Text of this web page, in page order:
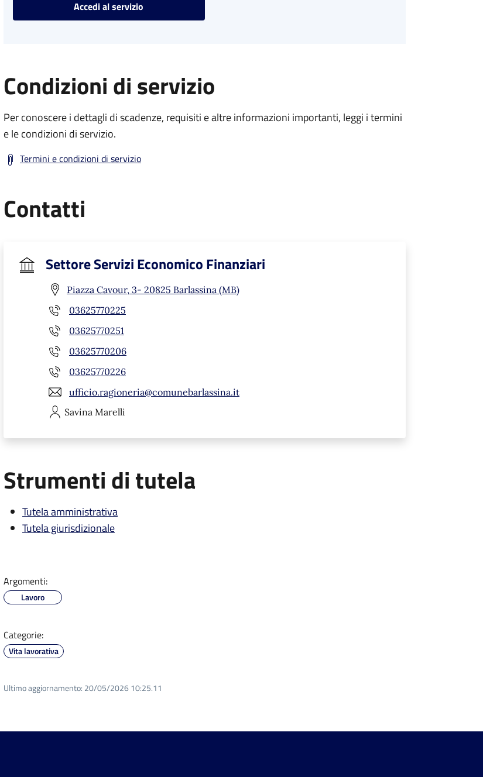
Accedi al servizio
Condizioni di servizio
Per conoscere i dettagli di scadenze, requisiti e altre informazioni importanti, leggi i termini
e le condizioni di servizio.
Termini e condizioni di servizio
Contatti
Settore Servizi Economico Finanziari
Piazza Cavour, 3- 20825 Barlassina (MB)
03625770225
03625770251
03625770206
03625770226
ufficio.ragioneria@comunebarlassina.it
Savina Marelli
Strumenti di tutela
Tutela amministrativa
Tutela giurisdizionale
Argomenti:
Lavoro
Categorie:
Vita lavorativa
Ultimo aggiornamento: 20/05/2026 10:25.11